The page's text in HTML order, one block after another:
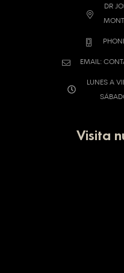
DR
EMAIL:
LUNES A
Visita